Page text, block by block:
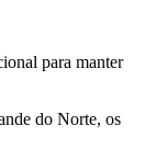
para manter
do Norte, os